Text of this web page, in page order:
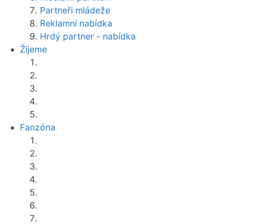
Partneři mládeže
Reklamní nabídka
Hrdý partner - nabídka
Žijeme
Fanzóna